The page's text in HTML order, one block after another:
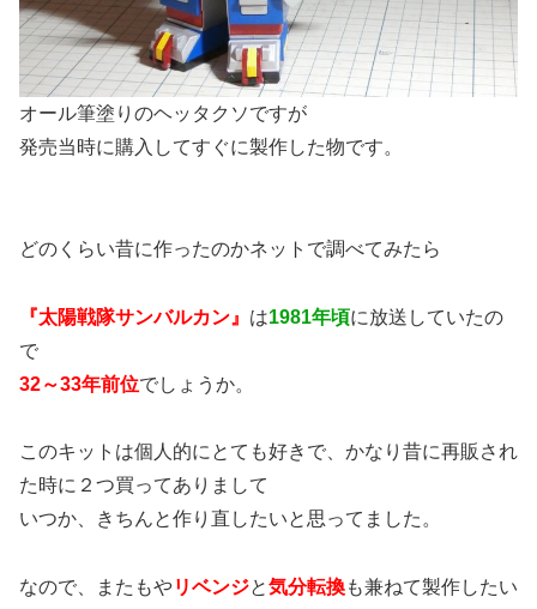
オール筆塗りのヘッタクソですが
発売当時に購入してすぐに製作した物です。
どのくらい昔に作ったのかネットで調べてみたら
『太陽戦隊サンバルカン』 は1981年頃に放送していたの
で
32～33年前位でしょうか。
このキットは個人的にとても好きで、かなり昔に再販され
た時に２つ買ってありまして
いつか、きちんと作り直したいと思ってました。
なので、またもやリベンジと気分転換も兼ねて製作したい